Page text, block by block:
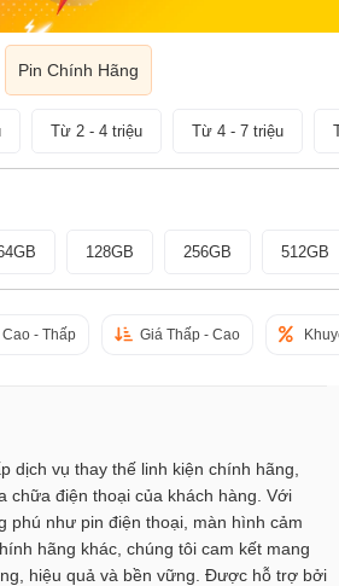
Pin Chính Hãng
Từ 2 - 4 triệu Từ 4 - 7 triệu
128GB 256GB 512GB
- Thấp Giá Thấp - Cao
dịch vụ thay thế linh kiện chính hãng,
chữa điện thoại của khách hàng. Với
phú như pin điện thoại, màn hình cảm
hãng khác, chúng tôi cam kết mang
hiệu quả và bền vững. Được hỗ trợ bởi